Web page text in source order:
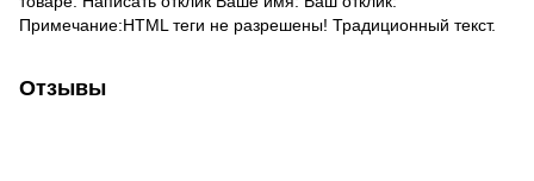
Примечание:HTML теги не разрешены! Традиционный текст.
Отзывы